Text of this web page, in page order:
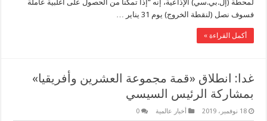
لمحطة (إل.بي.سي) الإذاعية، إنه “إذا تمكنا من الحصول على أغلبية عاملة
فسوف نصل (لنقطة الخروج) يوم 31 يناير …
أكمل القراءة »
غدا: انطلاق «قمة مجموعة العشرين وأفريقيا»
بمشاركة الرئيس السيسي
18 نوفمبر، 2019 أخبار عالمية 0